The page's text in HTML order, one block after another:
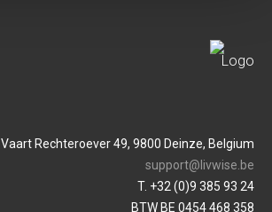
Vaart Rechteroever 49, 9800 Deinze, Belgium
support@livwise.be
T. +32 (0)9 385 93 24
BTW BE 0454 468 358